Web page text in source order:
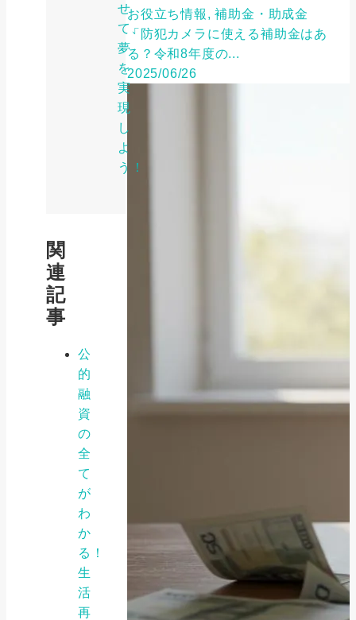
せ
て、
夢
を
実
現
し
よ
う！
関
連
記
事
公
的
融
資
の
全
て
が
わ
か
る！
生
活
再
お役立ち情報, 補助金・助成金
「防犯カメラに使える補助金はあ
る？令和8年度の...
2025/06/26